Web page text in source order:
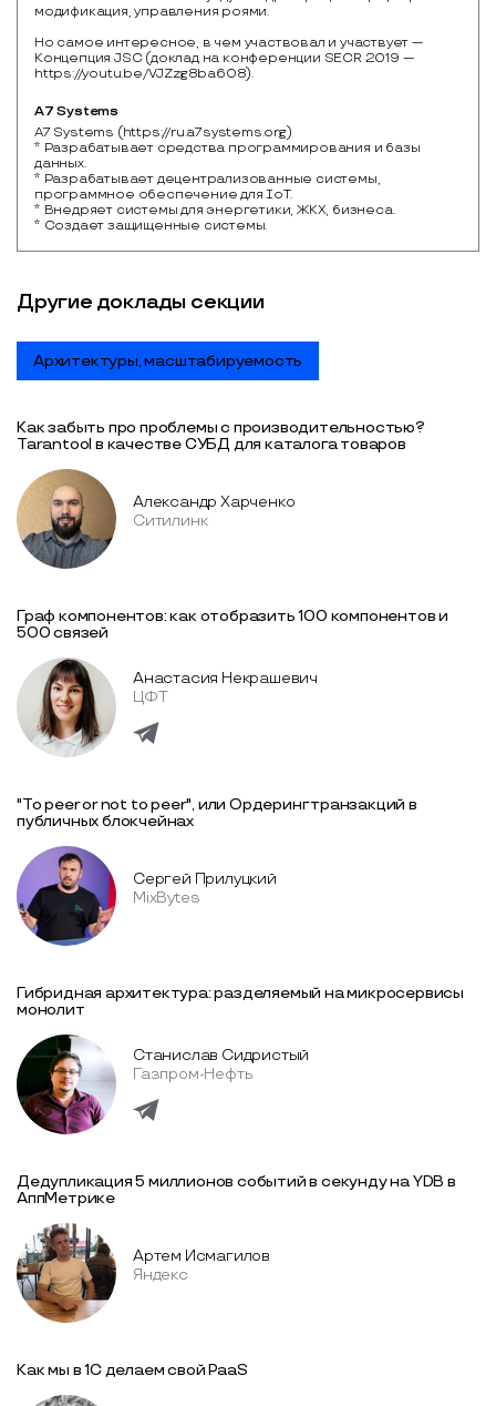
модификация, управления роями.
Но самое интересное, в чем участвовал и участвует —
Концепция JSC (доклад на конференции SECR 2019 —
https://youtu.be/VJZzg8ba6O8).
A7 Systems
A7 Systems (https://ru.a7systems.org)
* Разрабатывает средства программирования и базы
данных.
* Разрабатывает децентрализованные системы,
программное обеспечение для IoT.
* Внедряет системы для энергетики, ЖКХ, бизнеса.
* Создает защищенные системы.
Другие доклады секции
Архитектуры, масштабируемость
Как забыть про проблемы с производительностью?
Tarantool в качестве СУБД для каталога товаров
Александр Харченко
Ситилинк
Граф компонентов: как отобразить 100 компонентов и
500 связей
Анастасия Некрашевич
ЦФТ
"To peer or not to peer", или Ордеринг транзакций в
публичных блокчейнах
Сергей Прилуцкий
MixBytes
Гибридная архитектура: разделяемый на микросервисы
монолит
Станислав Сидристый
Газпром-Нефть
Дедупликация 5 миллионов событий в секунду на YDB в
АппМетрике
Артем Исмагилов
Яндекс
Как мы в 1С делаем свой PaaS